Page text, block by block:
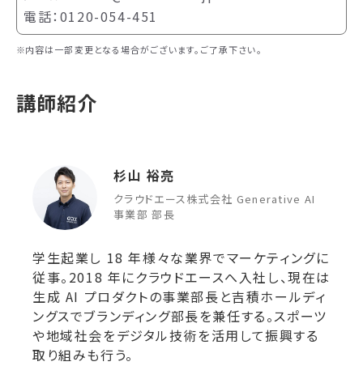
電話：0120-054-451
内容は一部変更となる場合がございます。ご了承下さい。
講師紹介
杉山 裕亮
クラウドエース株式会社 Generative AI
事業部 部長
学生起業し 18 年様々な業界でマーケティングに
従事。2018 年にクラウドエースへ入社し、現在は
生成 AI プロダクトの事業部長と吉積ホールディ
ングスでブランディング部長を兼任する。スポーツ
や地域社会をデジタル技術を活用して振興する
取り組みも行う。